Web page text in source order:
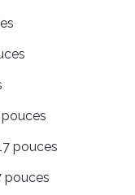
pouces
pouces